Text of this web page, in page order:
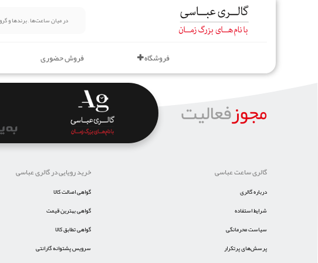
فروشگاه فروش حضوری
مجوزفعالیت
گالری ساعت عباسی
درباره گالری
شرایط استفاده
سیاست محرمانگی
پرسش‌های پرتکرار
خرید رویایی در گالری عباسی
گواهی اصالت کالا
گواهی بهترین قیمت
گواهی تطابق کالا
سرویس پشتوانه گارانتی